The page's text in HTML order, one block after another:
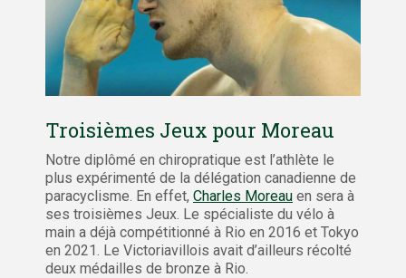
Troisièmes Jeux pour Moreau
Notre diplômé en chiropratique est l’athlète le
plus expérimenté de la délégation canadienne de
paracyclisme. En effet, Charles Moreau en sera à
ses troisièmes Jeux. Le spécialiste du vélo à
main a déjà compétitionné à Rio en 2016 et Tokyo
en 2021. Le Victoriavillois avait d’ailleurs récolté
deux médailles de bronze à Rio.